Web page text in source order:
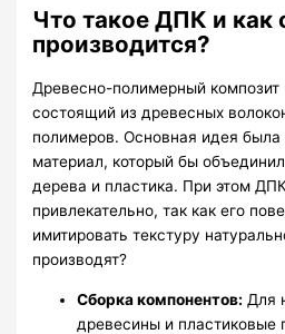
Что такое ДПК и как
производится?
Древесно-полимерный
состоящий из древесных
полимеров. Основная идея была
материал, который бы
дерева и пластика. При этом
привлекательно, так как его
имитировать текстуру
производят?
Сборка компонентов: Для
древесины и пластиковые